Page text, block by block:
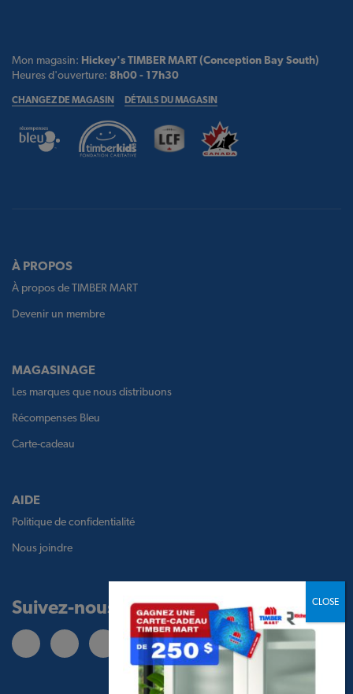
Mon magasin: Hickey's TIMBER MART (Conception Bay South)
Heures d'ouverture: 8h00 - 17h30
CHANGEZ DE MAGASIN DÉTAILS DU MAGASIN
À PROPOS
À propos de TIMBER MART
Devenir un membre
MAGASINAGE
Les marques que nous distribuons
Récompenses Bleu
Carte-cadeau
AIDE
Politique de confidentialité
Nous joindre
Suivez-nous